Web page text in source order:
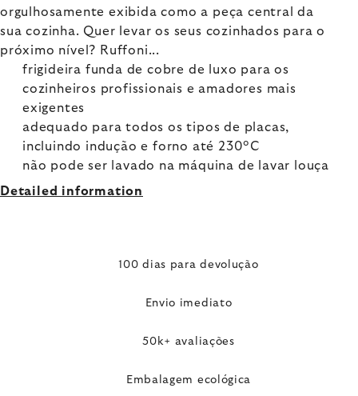
orgulhosamente exibida como a peça central da
sua cozinha. Quer levar os seus cozinhados para o
próximo nível? Ruffoni...
frigideira funda de cobre de luxo para os
cozinheiros profissionais e amadores mais
exigentes
adequado para todos os tipos de placas,
incluindo indução e forno até 230°C
não pode ser lavado na máquina de lavar louça
Detailed information
100 dias para devolução
Envio imediato
50k+ avaliações
Embalagem ecológica